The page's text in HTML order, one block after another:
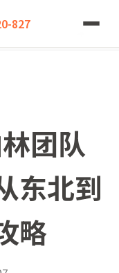
827
欧洲的省钱全攻略
团队
东北到
略